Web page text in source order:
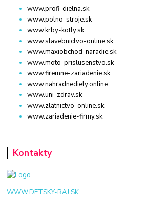
www.profi-dielna.sk
www.polno-stroje.sk
www.krby-kotly.sk
www.stavebnictvo-online.sk
www.maxiobchod-naradie.sk
www.moto-prislusenstvo.sk
www.firemne-zariadenie.sk
www.nahradnediely.online
www.uni-zdrav.sk
www.zlatnictvo-online.sk
www.zariadenie-firmy.sk
Kontakty
WWW.DETSKY-RAJ.SK